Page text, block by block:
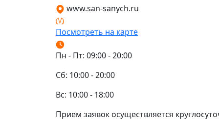
www.san-sanych.ru
Посмотреть на карте
Пн - Пт: 09:00 - 20:00
Сб: 10:00 - 20:00
Вс: 10:00 - 18:00
Прием заявок осуществляется